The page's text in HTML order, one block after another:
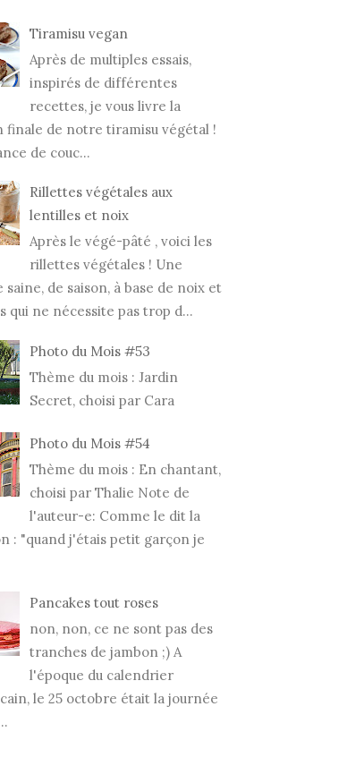
Tiramisu vegan
Après de multiples essais,
inspirés de différentes
recettes, je vous livre la
finale de notre tiramisu végétal !
de couc...
Rillettes végétales aux
lentilles et noix
Après le végé-pâté , voici les
rillettes végétales ! Une
de saison, à base de noix et
qui ne nécessite pas trop d...
Photo du Mois #53
Thème du mois : Jardin
Secret, choisi par Cara
Photo du Mois #54
Thème du mois : En chantant,
choisi par Thalie Note de
l'auteur-e: Comme le dit la
: "quand j'étais petit garçon je
Pancakes tout roses
non, non, ce ne sont pas des
tranches de jambon ;) A
l'époque du calendrier
le 25 octobre était la journée